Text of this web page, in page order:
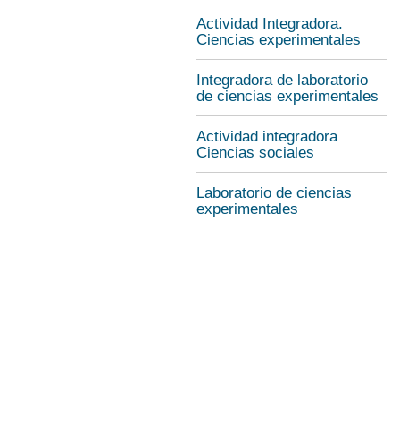
Actividad Integradora.
Ciencias experimentales
Integradora de laboratorio
de ciencias experimentales
Actividad integradora
Ciencias sociales
Laboratorio de ciencias
experimentales